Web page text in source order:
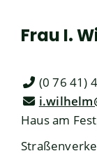
Frau I.
(0 76 41) 4
Haus am